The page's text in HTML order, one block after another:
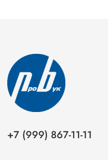
+7 (999) 867-11-11